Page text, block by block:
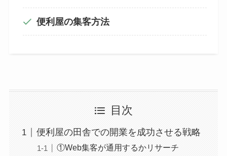
便利屋の集客方法
目次
便利屋の田舎での開業を成功させる戦略
①Web集客が通用するかリサーチ